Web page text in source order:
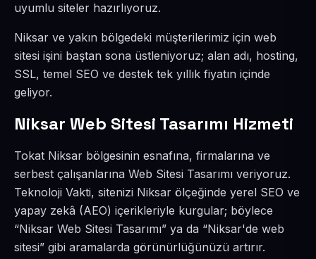
uyumlu siteler hazırlıyoruz.
Niksar ve yakın bölgedeki müşterilerimiz için web
sitesi işini baştan sona üstleniyoruz; alan adı, hosting,
SSL, temel SEO ve destek tek yıllık fiyatın içinde
geliyor.
Niksar Web Sitesi Tasarımı Hizmeti
Tokat Niksar bölgesinin esnafına, firmalarına ve
serbest çalışanlarına Web Sitesi Tasarımı veriyoruz.
Teknoloji Vakti, sitenizi Niksar ölçeğinde yerel SEO ve
yapay zekâ (AEO) içerikleriyle kurgular; böylece
“Niksar Web Sitesi Tasarımı” ya da “Niksar'de web
sitesi” gibi aramalarda görünürlüğünüzü artırır.